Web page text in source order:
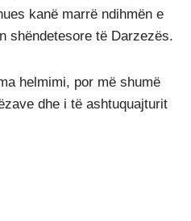
kanë marrë ndihmën e
shëndetesore të Darzezës.
helmimi, por më shumë
dhe i të ashtuquajturit